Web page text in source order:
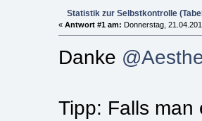
Statistik zur Selbstkontrolle
«Antwort #1 am: Donnerstag,
Danke
Tipp: Falls